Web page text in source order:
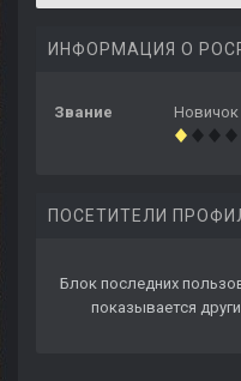
ИНФОРМАЦИЯ О
Звание Новичок
ПОСЕТИТЕЛИ
Блок последних
показывается